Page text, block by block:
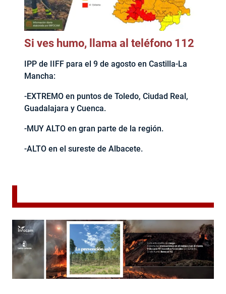
Si ves humo, llama al teléfono 112
IPP de IIFF para el 9 de agosto en Castilla-La
Mancha:
-EXTREMO en puntos de Toledo, Ciudad Real,
Guadalajara y Cuenca.
-MUY ALTO en gran parte de la región.
-ALTO en el sureste de Albacete.